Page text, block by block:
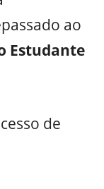
ao
Estudante
de